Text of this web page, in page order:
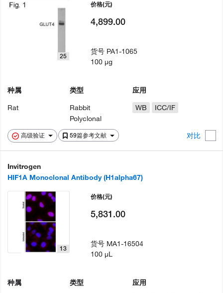
高级验证 59篇参考文献 对比
25
种属
Rat
类型
Rabbit
Polyclonal
应用
WB
ICC/IF
价格(元)
4,899.00
货号 PA1-1065
100 µg
Invitrogen
HIF1A Monoclonal Antibody (H1alpha67)
13
种属
类型
应用
价格(元)
5,831.00
货号 MA1-16504
100 µL